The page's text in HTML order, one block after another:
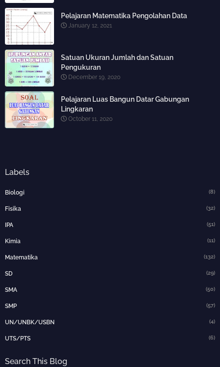
Pelajaran Matematika Pengolahan Data
January 12, 2021
Satuan Ukuran Jumlah dan Satuan
Pengukuran
December 19, 2020
Pelajaran Luas Bangun Datar Gabungan
Lingkaran
October 11, 2020
Labels
Biologi (8)
Fisika (32)
IPA (51)
Kimia (11)
Matematika (132)
SD (29)
SMA (50)
SMP (57)
UN/UNBK/USBN (4)
UTS/PTS (6)
Search This Blog